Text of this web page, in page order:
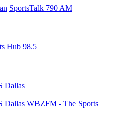
SportsTalk 790 AM
Hub 98.5
Dallas
Dallas WBZFM - The Sports